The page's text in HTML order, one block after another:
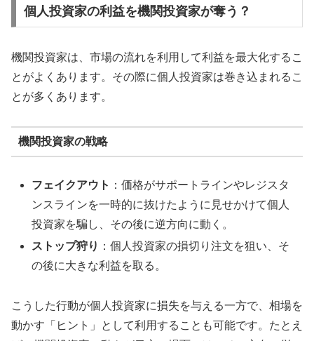
個人投資家の利益を機関投資家が奪う？
機関投資家は、市場の流れを利用して利益を最大化するこ
とがよくあります。その際に個人投資家は巻き込まれるこ
とが多くあります。
機関投資家の戦略
フェイクアウト ：価格がサポートラインやレジスタ
ンスラインを一時的に抜けたように見せかけて個人
投資家を騙し、その後に逆方向に動く。
ストップ狩り ：個人投資家の損切り注文を狙い、そ
の後に大きな利益を取る。
こうした行動が個人投資家に損失を与える一方で、相場を
動かす「ヒント」として利用することも可能です。たとえ